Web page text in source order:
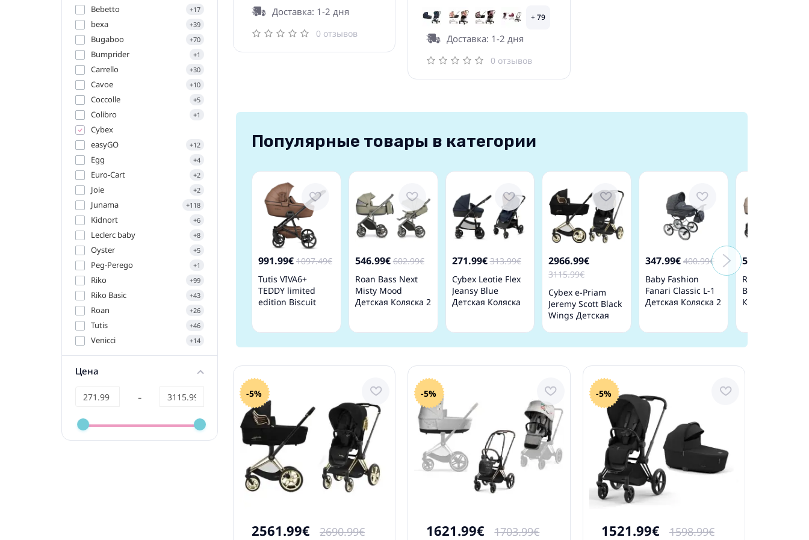
Bebetto +17
bexa +39
Bugaboo +70
Bumprider +1
Carrello +30
Cavoe +10
Coccolle +5
Colibro +1
Cybex
easyGO
+12
Egg +4
Euro-Cart +2
Joie +2
Junama +118
Kidnort +6
Leclerc baby +8
Oyster +5
Peg-Perego +1
Riko +99
Riko Basic +43
Roan +26
Tutis +46
Venicci +14
Цена
-
Доставка: 1-2 дня
0 отзывов
+ 79
Доставка: 1-2 дня
0 отзывов
Популярные товары в категории
991.99€ 1097.49€
Tutis VIVA6+
TEDDY limited
edition Biscuit
в 1
546.99€ 602.99€
Roan Bass Next
Misty Mood
Детская Коляска 2
271.99€ 313.99€
Cybex Leotie Flex
Jeansy Blue
Детская Коляска
2966.99€
3115.99€
Cybex e-Priam
Jeremy Scott Black
Wings Детская
347.99€ 400.99€
Baby Fashion
Fanari Classic L-1
Детская Коляска 2
516.99€
Roan Bass Next
Beige Детская
Коляска 2 в 1
-5%
2561.99€
2690.99€
-5%
1621.99€
1703.99€
-5%
1521.99€
1598.99€